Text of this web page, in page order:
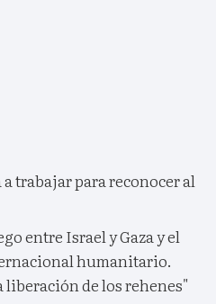
trabajar para reconocer al
entre Israel y Gaza y el
humanitario.
de los rehenes"